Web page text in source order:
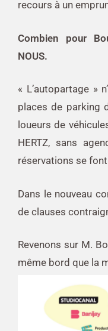
recours à un
Combien pour
NOUS.
« L’autopartage »
places de parking
loueurs de
HERTZ, sans
réservations se
Dans le nouveau
de clauses
Revenons sur M.
même bord que la
Voici son empire :